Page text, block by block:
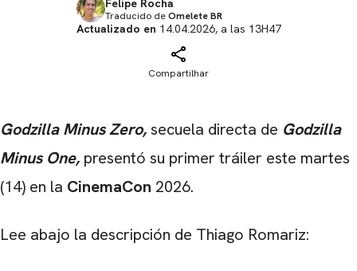
Felipe Rocha
Traducido deOmelete BR
Actualizado en 14.04.2026, a las 13H47
Compartilhar
Godzilla Minus Zero,secuela directa de Godzilla
Minus One, presentó su primer tráiler este martes
(14) en la CinemaCon 2026.
Lee abajo la descripción de Thiago Romariz: